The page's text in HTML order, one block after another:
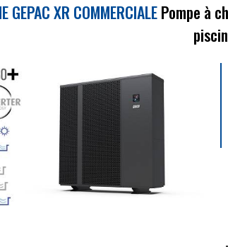
GEPAC XR COMMERCIALEPompe à